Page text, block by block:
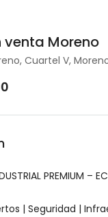
venta Moreno
Cuartel V,
PREMIUM –
| Seguridad |